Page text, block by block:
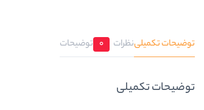
توضیحات تکمیلینظرات 0 توضیحات
توضیحات تکمیلی